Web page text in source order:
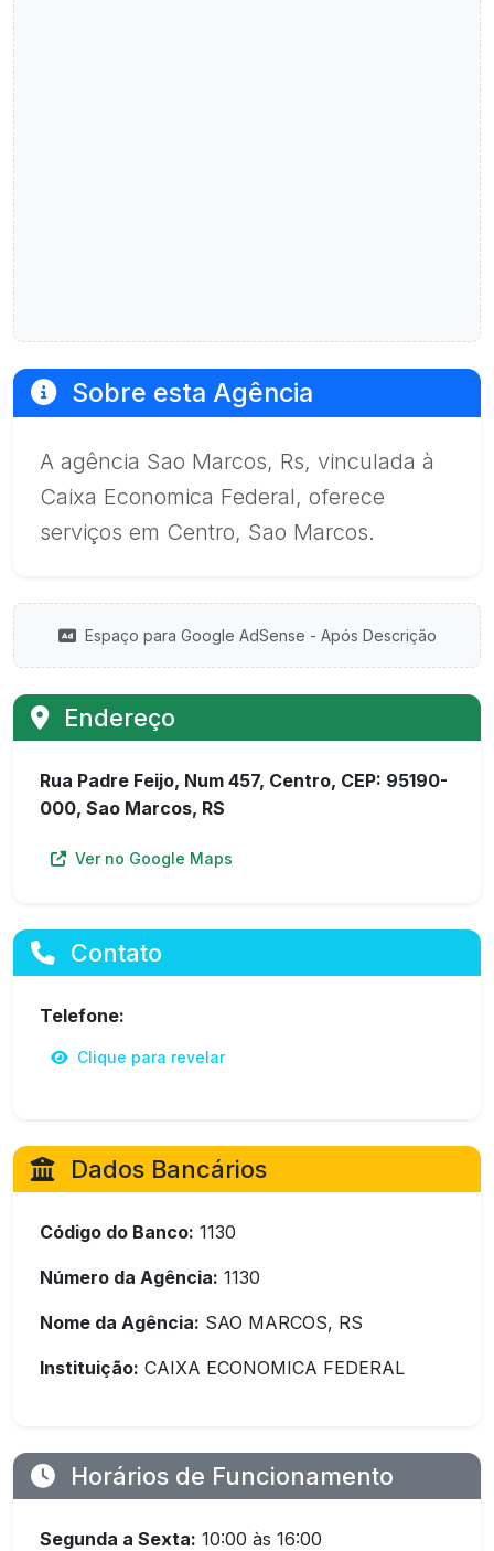
Sobre esta Agência
A agência Sao Marcos, Rs, vinculada à
Caixa Economica Federal, oferece
serviços em Centro, Sao Marcos.
Espaço para Google AdSense - Após Descrição
Endereço
Rua Padre Feijo, Num 457, Centro, CEP: 95190-
000, Sao Marcos, RS
Ver no Google Maps
Contato
Telefone:
Clique para revelar
Dados Bancários
Código do Banco: 1130
Número da Agência: 1130
Nome da Agência: SAO MARCOS, RS
Instituição: CAIXA ECONOMICA FEDERAL
Horários de Funcionamento
Segunda a Sexta: 10:00 às 16:00